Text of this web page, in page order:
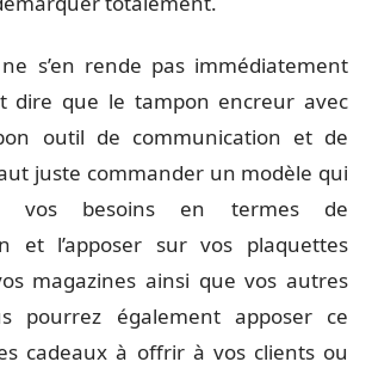
s’en rende pas immédiatement
dire que le tampon encreur avec
outil de communication et de
juste commander un modèle qui
vos besoins en termes de
et l’apposer sur vos plaquettes
magazines ainsi que vos autres
pourrez également apposer ce
cadeaux à offrir à vos clients ou